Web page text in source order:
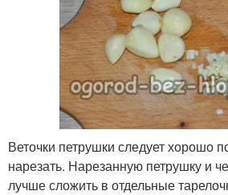
Веточки петрушки следует хорошо
нарезать. Нарезанную петрушку и
лучше сложить в отдельные